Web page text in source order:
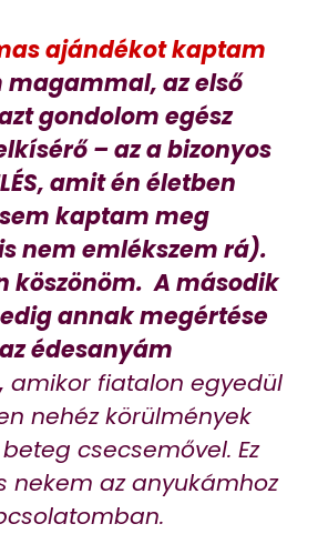
ajándékot kaptam
magammal, az első
gondolom egész
– az a bizonyos
amit én életben
kaptam meg
nem emlékszem rá).
köszönöm. A második
annak megértése
édesanyám
amikor fiatalon egyedül
nehéz körülmények
csecsemővel. Ez
nekem az anyukámhoz